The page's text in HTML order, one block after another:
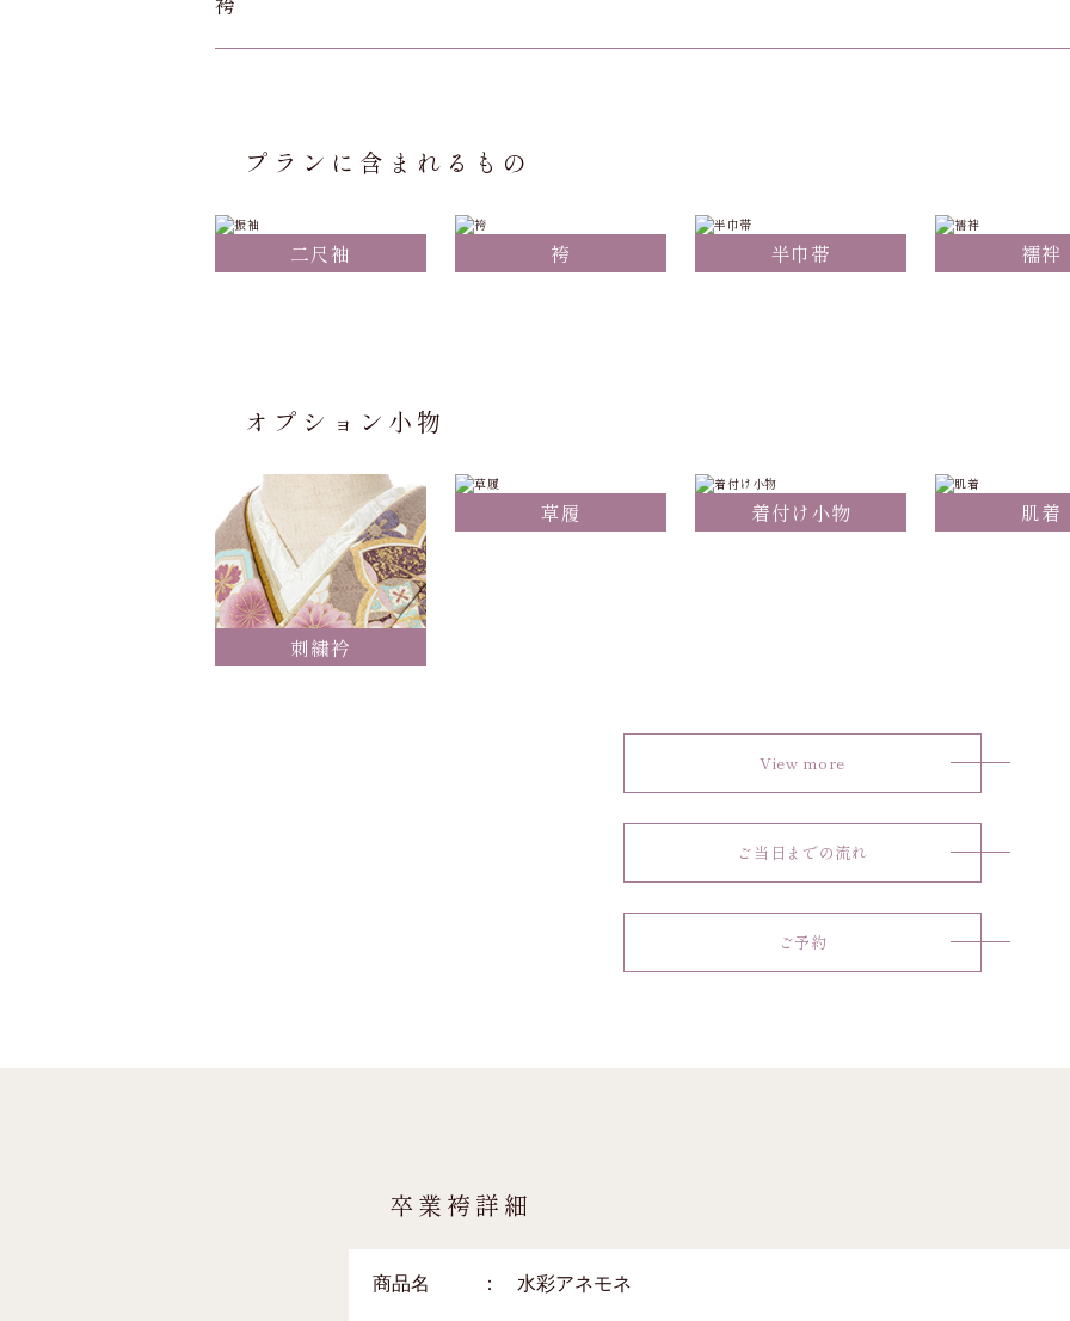
プランに含まれるもの
二尺袖 袴 半巾帯 襦袢
オプション小物
刺繍衿
草履 着付け小物 肌着
View more
ご当日までの流れ
ご予約
卒業袴詳細
商品名 水彩アネモネ